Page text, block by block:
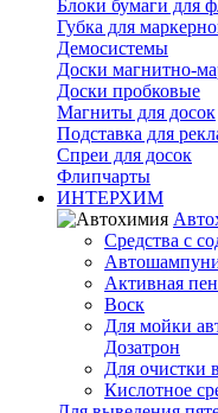
Блоки бумаги для
Губка для
Демосистемы
Доски магнитно-
Доски пробковые
Магниты для досок
Подставка для
Спреи для досок
Флипчарты
ИНТЕРХИМ
Cредства с
Активная
Воск
Для мойки
Дозатрон
Для очистки
Кислотное